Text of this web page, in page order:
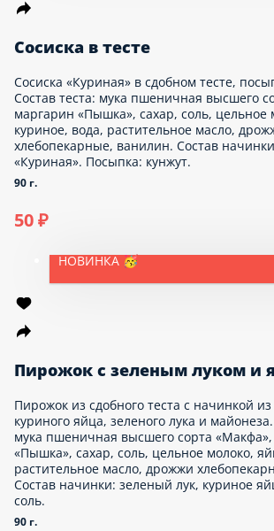
Блюда на мангале
Выпечка
Блинчики